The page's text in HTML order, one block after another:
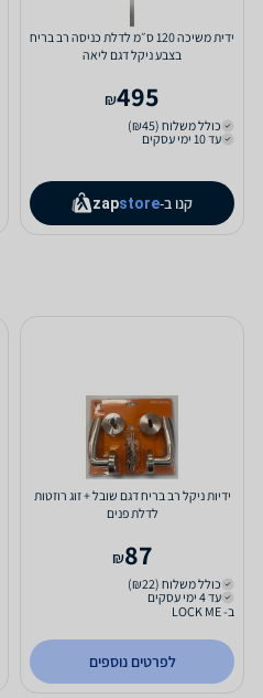
ידית משיכה 120 ס״מ לדלת כניסה רב בריח
בצבע ניקל דגם ליאה
495
₪
כולל משלוח (₪45)
עד 10 ימי עסקים
קנו ב- zapstore
ידיות ניקל רב בריח דגם שובל + זוג רוזטות
לדלת פנים
87
₪
כולל משלוח (₪22)
עד 4 ימי עסקים
ב- LOCK ME
לפרטים נוספים